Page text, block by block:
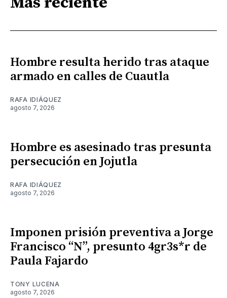
Hombre resulta herido tras ataque
armado en calles de Cuautla
RAFA IDIÁQUEZ
agosto 7, 2026
Hombre es asesinado tras presunta
persecución en Jojutla
RAFA IDIÁQUEZ
agosto 7, 2026
Imponen prisión preventiva a Jorge
Francisco “N”, presunto 4gr3s*r de
Paula Fajardo
TONY LUCENA
agosto 7, 2026